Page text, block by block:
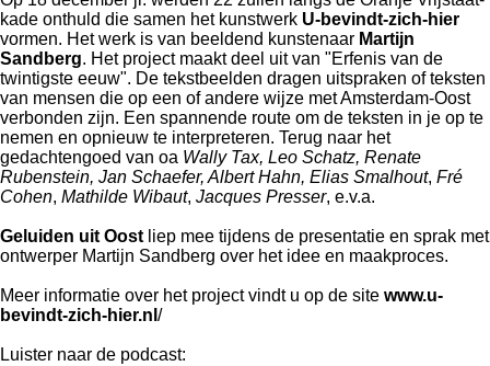
kade onthuld die samen het kunstwerk U-bevindt-zich-hier
vormen. Het werk is van beeldend kunstenaar Martijn
Sandberg. Het project maakt deel uit van "Erfenis van de
twintigste eeuw". De tekstbeelden dragen uitspraken of teksten
van mensen die op een of andere wijze met Amsterdam-Oost
verbonden zijn. Een spannende route om de teksten in je op te
nemen en opnieuw te interpreteren. Terug naar het
gedachtengoed van oa Wally Tax, Leo Schatz, Renate
Rubenstein, Jan Schaefer, Albert Hahn, Elias Smalhout, Fré
Cohen, Mathilde Wibaut, Jacques Presser, e.v.a.
Geluiden uit Oost liep mee tijdens de presentatie en sprak met
ontwerper Martijn Sandberg over het idee en maakproces.
Meer informatie over het project vindt u op de site www.u-
bevindt-zich-hier.nl /
Luister naar de podcast: